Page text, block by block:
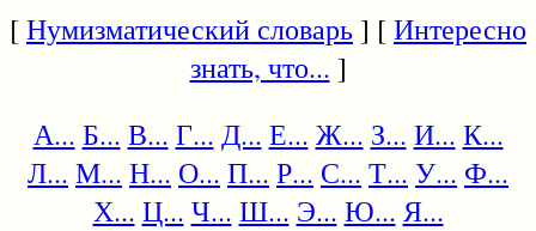
[Нумизматический словарь] [Интересно
знать, что... ]
А... Б... В... Г... Д... Е... Ж... З... И... К...
Л... М... Н... О... П... Р... С... Т... У... Ф...
Х... Ц... Ч... Ш... Э... Ю... Я...